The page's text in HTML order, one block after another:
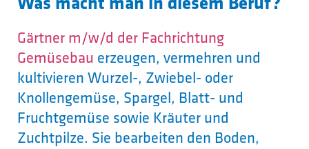
Gärtner m/w/d der Fachrichtung
Gemüsebau erzeugen, vermehren und
kultivieren Wurzel-, Zwiebel- oder
Knollengemüse, Spargel, Blatt- und
Fruchtgemüse sowie Kräuter und
Zuchtpilze. Sie bearbeiten den Boden,